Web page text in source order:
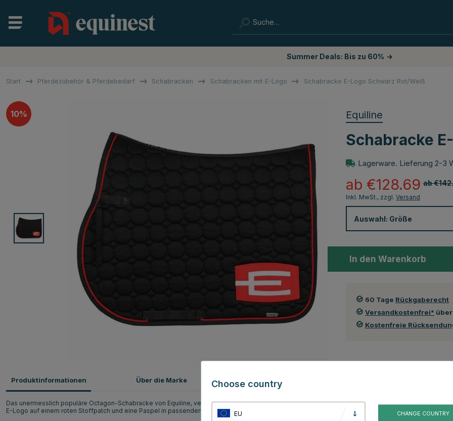
Summer Deals: Bis zu 60% →
Start Pferdezubehör & Pferdebedarf Schabracken Schabracken mit E-Logo Schabracke E-Logo Schwarz Rot/Weiß
10% Equiline
Schabracke
Lagerware. Lieferung 2-3
ab
ab €128.69
Inkl. MwSt., zzgl. Versand
Auswahl: Größe
In den Warenkorb
60 Tage Rückgaberecht
Versandkostenfrei*
Kostenfreie
Produktinformationen
Das unermesslich populäre Octagon-Schabracke von Equiline, verziert mit dem unwiderstehlichen Equality Line-Logo. Diese Variante hat ein weißes
E-Logo auf einem roten Stoffpatch und eine Paspel in passendem Rot.
Über die Marke Kundenbewertungen
Choose country
EU CHANGE COUNTRY